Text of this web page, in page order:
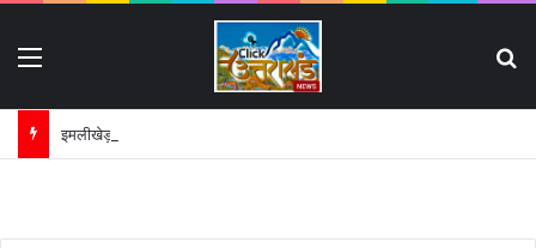
इमलीखेड़ा में जल खंडित होने पर भड़के कांवड़िए: